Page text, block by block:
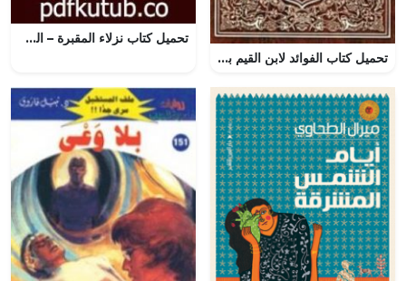
تحميل كتاب الفوائد لابن القيم بصيغة PDF مجانا
تحميل كتاب نزلاء المقبرة – الجزء الأول PDF تأليف خالد السيد علي مجانا [كامل]